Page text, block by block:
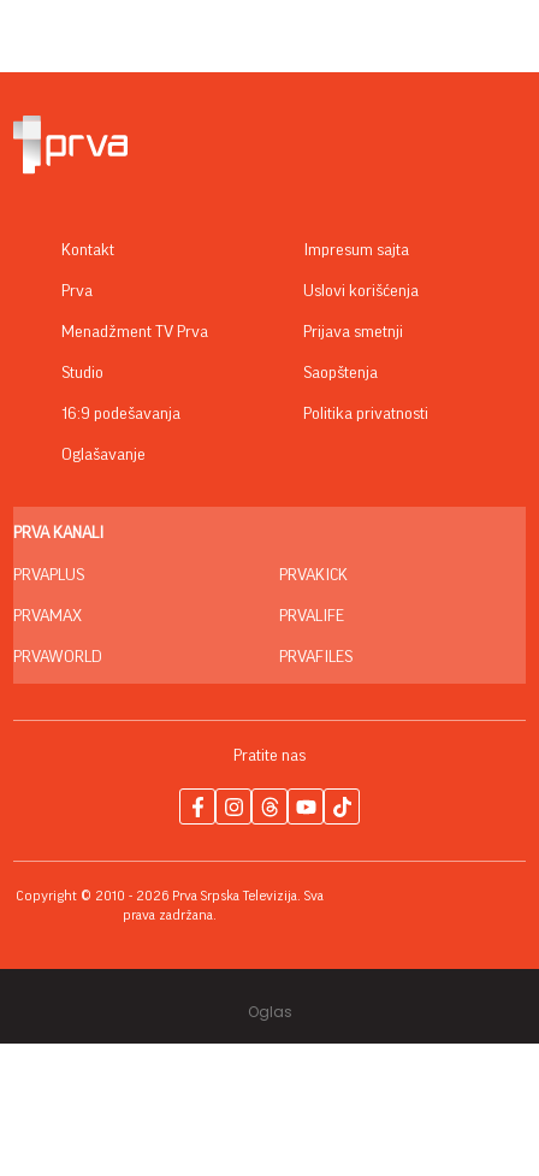
Kontakt
Prva
Menadžment TV Prva
Studio
16:9 podešavanja
Oglašavanje
Impresum sajta
Uslovi korišćenja
Prijava smetnji
Saopštenja
Politika privatnosti
PRVA KANALI
PRVAPLUS
PRVAMAX
PRVAWORLD
PRVAKICK
PRVALIFE
PRVAFILES
Pratite nas
Copyright © 2010 - 2026 Prva Srpska Televizija. Sva
prava zadržana.